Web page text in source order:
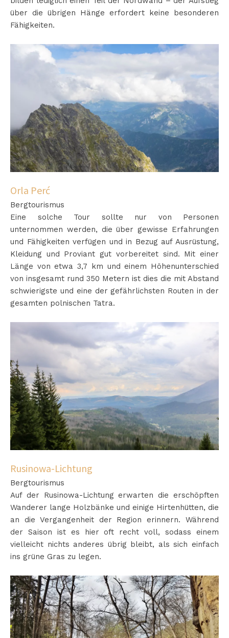
über die übrigen Hänge erfordert keine besonderen
Fähigkeiten.
Orla Perć
Bergtourismus
Eine solche Tour sollte nur von Personen
unternommen werden, die über gewisse Erfahrungen
und Fähigkeiten verfügen und in Bezug auf Ausrüstung,
Kleidung und Proviant gut vorbereitet sind. Mit einer
Länge von etwa 3,7 km und einem Höhenunterschied
von insgesamt rund 350 Metern ist dies die mit Abstand
schwierigste und eine der gefährlichsten Routen in der
gesamten polnischen Tatra.
Rusinowa-Lichtung
Bergtourismus
Auf der Rusinowa-Lichtung erwarten die erschöpften
Wanderer lange Holzbänke und einige Hirtenhütten, die
an die Vergangenheit der Region erinnern. Während
der Saison ist es hier oft recht voll, sodass einem
vielleicht nichts anderes übrig bleibt, als sich einfach
ins grüne Gras zu legen.